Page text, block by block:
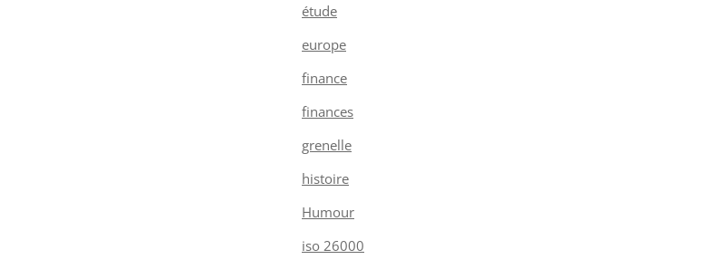
étude
europe
finance
finances
grenelle
histoire
Humour
iso 26000